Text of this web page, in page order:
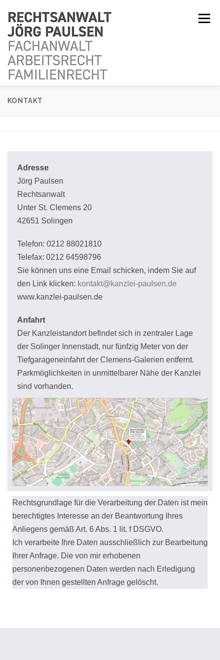
Menü
KANZLEI
KONTAKT
Adresse
Jörg Paulsen
Rechtsanwalt
Unter St. Clemens 20
42651 Solingen
Telefon: 0212 88021810
Telefax: 0212 64598796
Sie können uns eine Email schicken, indem Sie auf
den Link klicken: kontakt@kanzlei-paulsen.de
www.kanzlei-paulsen.de
Anfahrt
Der Kanzleistandort befindet sich in zentraler Lage
der Solinger Innenstadt, nur fünfzig Meter von der
Tiefgarageneinfahrt der Clemens-Galerien entfernt.
Parkmöglichkeiten in unmittelbarer Nähe der Kanzlei
sind vorhanden.
Rechtsgrundlage für die Verarbeitung der Daten ist mein
berechtigtes Interesse an der Beantwortung Ihres
Anliegens gemäß Art. 6 Abs. 1 lit. f DSGVO.
Ich verarbeite Ihre Daten ausschließlich zur Bearbeitung
Ihrer Anfrage. Die von mir erhobenen
personenbezogenen Daten werden nach Erledigung
der von Ihnen gestellten Anfrage gelöscht.